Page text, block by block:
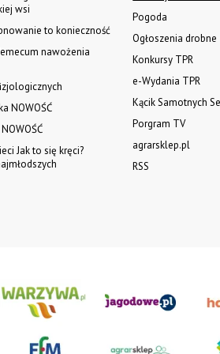
wsi
to konieczność
nawożenia
NOWOŚĆ
Jak to się kręci?
Pogoda
Ogłoszenia drobne
Konkursy TPR
e-Wydania TPR
Kącik Samotnych
Porgram TV
agrarsklep.pl
RSS